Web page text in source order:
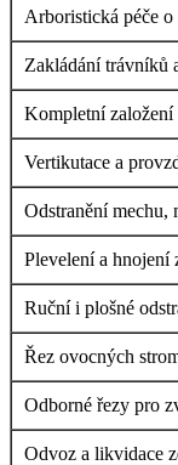
Arboristická péče
Zakládání trávníků
Kompletní založení
Vertikutace a
Odstranění mechu,
Plevelení a hnojení
Ruční i plošné
Řez ovocných
Odborné řezy pro
Odvoz a likvidace